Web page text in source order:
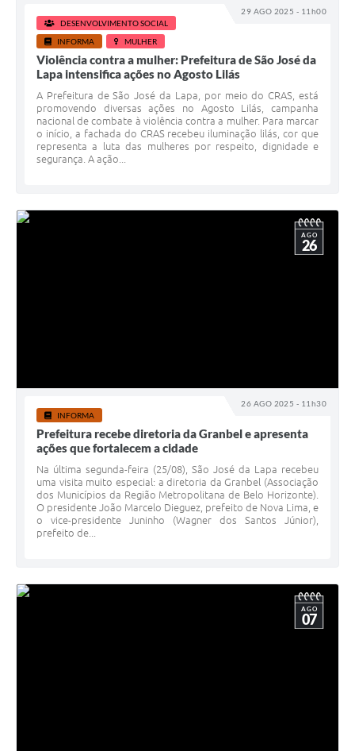
29 AGO 2025 - 11h00
DESENVOLVIMENTO SOCIAL
INFORMA
MULHER
Violência contra a mulher: Prefeitura de São José da
Lapa intensifica ações no Agosto Lilás
A Prefeitura de São José da Lapa, por meio do CRAS, está
promovendo diversas ações no Agosto Lilás, campanha
nacional de combate à violência contra a mulher. Para marcar
o início, a fachada do CRAS recebeu iluminação lilás, cor que
representa a luta das mulheres por respeito, dignidade e
segurança. A ação...
26 AGO 2025 - 11h30
AGO
26
INFORMA
Prefeitura recebe diretoria da Granbel e apresenta
ações que fortalecem a cidade
Na última segunda-feira (25/08), São José da Lapa recebeu
uma visita muito especial: a diretoria da Granbel (Associação
dos Municípios da Região Metropolitana de Belo Horizonte).
O presidente João Marcelo Dieguez, prefeito de Nova Lima, e
o vice-presidente Juninho (Wagner dos Santos Júnior),
prefeito de...
AGO
07